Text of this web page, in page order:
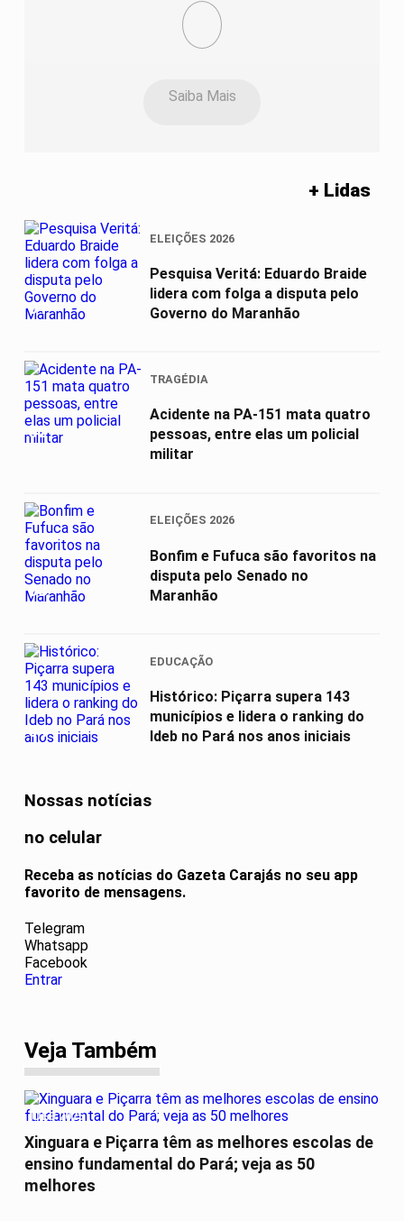
Saiba Mais
+ Lidas
01
ELEIÇÕES 2026
Pesquisa Veritá: Eduardo Braide
lidera com folga a disputa pelo
Governo do Maranhão
02
TRAGÉDIA
Acidente na PA-151 mata quatro
pessoas, entre elas um policial
militar
03
ELEIÇÕES 2026
Bonfim e Fufuca são favoritos na
disputa pelo Senado no
Maranhão
04
EDUCAÇÃO
Histórico: Piçarra supera 143
municípios e lidera o ranking do
Ideb no Pará nos anos iniciais
Nossas notícias
no celular
Receba as notícias do Gazeta Carajás no seu app
favorito de mensagens.
Telegram
Whatsapp
Facebook
Entrar
Veja Também
IDEB 2025
Xinguara e Piçarra têm as melhores escolas de
ensino fundamental do Pará; veja as 50
melhores